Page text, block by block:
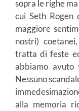
sopra le righe
cui Seth
maggiore
nostri)
tratta di feste
abbiamo
Nessuno
alla memoria